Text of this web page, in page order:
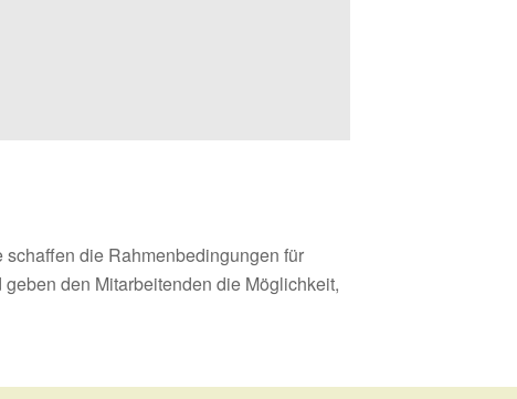
die Rahmenbedingungen für
den Mitarbeitenden die Möglichkeit,